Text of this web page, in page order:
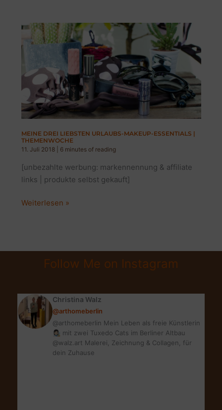
5
SUPER
DEINEN
TRIP
MEINE DREI LIEBSTEN URLAUBS-MAKEUP-ESSENTIALS |
THEMENWOCHE
11. Juli 2018
6 minutes of reading
[unbezahlte werbung: markennennung & affiliate
links | produkte selbst gekauft]
MEINE
MAKEUP-
ESSENTIALS
Weiterlesen »
Follow Me on Instagram
Christina Walz
@arthomeberlin
@arthomeberlin Mein Leben als freie Künstlerin
👩🏻‍🎨 mit zwei Tuxedo Cats im Berliner Altbau
@walz.art Malerei, Zeichnung & Collagen, für
dein Zuhause